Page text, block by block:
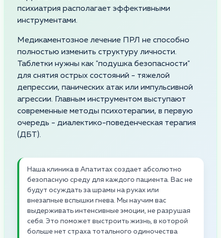
психиатрия располагает эффективными
инструментами.
Медикаментозное лечение ПРЛ не способно
полностью изменить структуру личности.
Таблетки нужны как "подушка безопасности"
для снятия острых состояний - тяжелой
депрессии, панических атак или импульсивной
агрессии. Главным инструментом выступают
современные методы психотерапии, в первую
очередь - диалектико-поведенческая терапия
(ДБТ).
Наша клиника в Апатитах создает абсолютно
безопасную среду для каждого пациента. Вас не
будут осуждать за шрамы на руках или
внезапные вспышки гнева. Мы научим вас
выдерживать интенсивные эмоции, не разрушая
себя. Это поможет выстроить жизнь, в которой
больше нет страха тотального одиночества